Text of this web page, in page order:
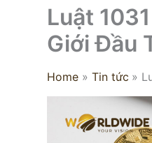
Luật
Giới Đầu
Home Tin tức